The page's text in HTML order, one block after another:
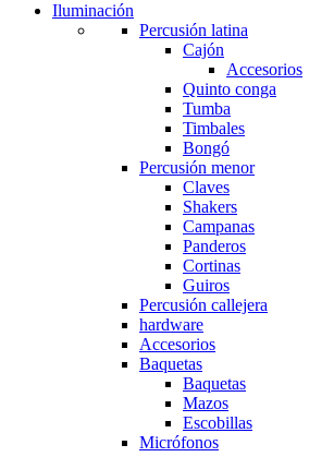
Iluminación
Percusión latina
Cajón
Accesorios
Quinto conga
Tumba
Timbales
Bongó
Percusión menor
Claves
Shakers
Campanas
Panderos
Cortinas
Guiros
Percusión callejera
hardware
Accesorios
Baquetas
Baquetas
Mazos
Escobillas
Micrófonos